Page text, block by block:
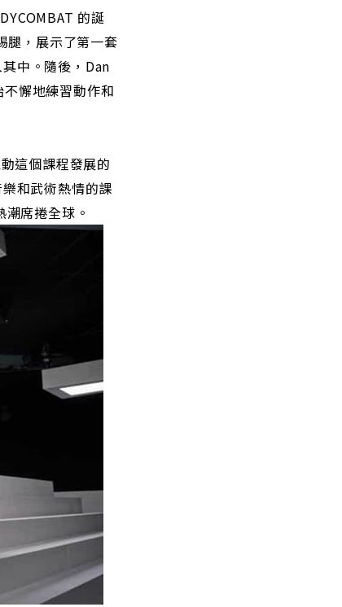
的誕
腿，展示了第一套
中。隨後，Dan
懈地練習動作和
這個課程發展的
和武術熱情的課
席捲全球。